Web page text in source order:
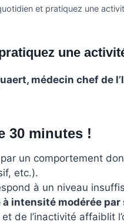
et pratiquez une
une
médecin chef de
30 minutes !
un comportement
etc.).
à un niveau
à intensité modérée
de l’inactivité affaiblit